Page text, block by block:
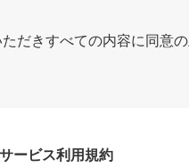
だきすべての内容に同意
ービス利用規約